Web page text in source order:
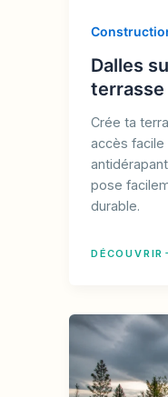
Dalles
Crée ta
accès facile
pose
durable.
DÉCOUVRIR